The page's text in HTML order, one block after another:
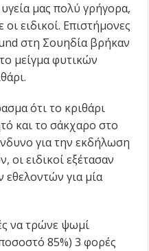
μας πολύ γρήγορα,
ειδικοί. Επιστήμονες
στη Σουηδία βρήκαν
μείγμα φυτικών
ότι το κριθάρι
και το σάκχαρο στο
για την εκδήλωση
οι ειδικοί εξέτασαν
για μία
να τρώνε ψωμί
85%) 3 φορές